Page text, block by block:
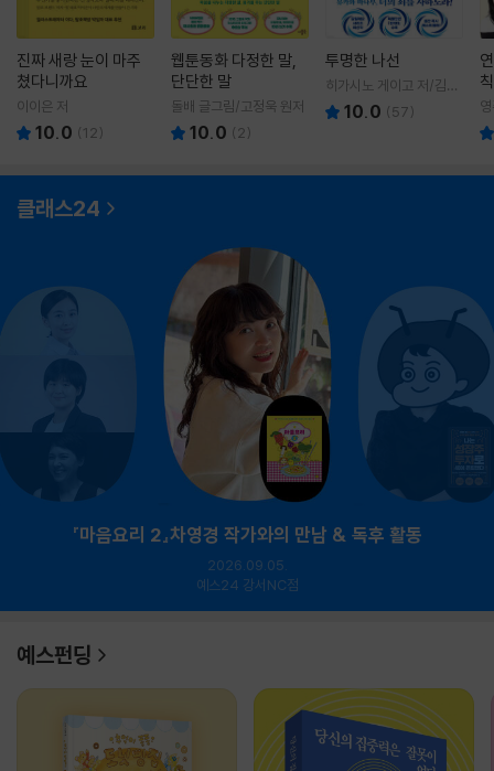
진짜 새랑 눈이 마주
쳤다니까요
이이은 저
10.0 (12)
웹툰동화 다정한 말,
단단한 말
돌배 글그림/고정욱 원저
10.0 ( 2)
투명한 나선
히가시노 게이고 저/김선
영 역10.0 (57)
칙
클래스24
『마음요리 2』차영경 작가와의 만남 & 독후 활동
2026.09.05.
예스24 강서NC점
예스펀딩